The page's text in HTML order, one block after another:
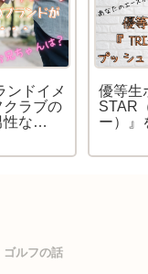
ンドイメ
クラブの
性な
は？そ
優等生
STAR
ー）』
スボー
ゴルフの話